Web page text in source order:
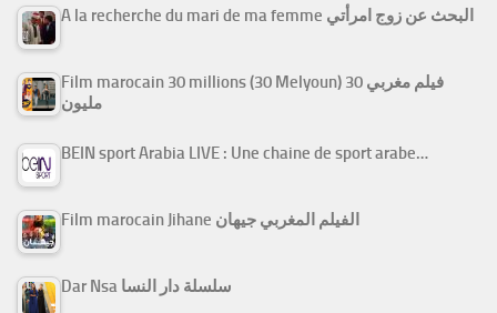
A la recherche du mari de ma femme البحث عن زوج امرأتي
Film marocain 30 millions (30 Melyoun) فيلم مغربي 30
مليون
BEIN sport Arabia LIVE : Une chaine de sport arabe…
Film marocain Jihane الفيلم المغربي جيهان
Dar Nsa سلسلة دار النسا